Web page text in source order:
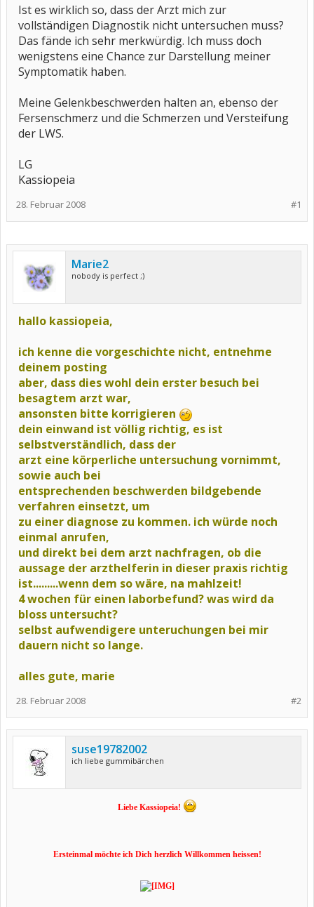
Ist es wirklich so, dass der Arzt mich zur
vollständigen Diagnostik nicht untersuchen muss?
Das fände ich sehr merkwürdig. Ich muss doch
wenigstens eine Chance zur Darstellung meiner
Symptomatik haben.
Meine Gelenkbeschwerden halten an, ebenso der
Fersenschmerz und die Schmerzen und Versteifung
der LWS.
LG
Kassiopeia
#1
28. Februar 2008
Marie2
nobody is perfect ;)
hallo kassiopeia,
ich kenne die vorgeschichte nicht, entnehme
deinem posting
aber, dass dies wohl dein erster besuch bei
besagtem arzt war,
ansonsten bitte korrigieren
dein einwand ist völlig richtig, es ist
selbstverständlich, dass der
arzt eine körperliche untersuchung vornimmt,
sowie auch bei
entsprechenden beschwerden bildgebende
verfahren einsetzt, um
zu einer diagnose zu kommen. ich würde noch
einmal anrufen,
und direkt bei dem arzt nachfragen, ob die
aussage der arzthelferin in dieser praxis richtig
ist.........wenn dem so wäre, na mahlzeit!
4 wochen für einen laborbefund? was wird da
bloss untersucht?
selbst aufwendigere unteruchungen bei mir
dauern nicht so lange.
alles gute, marie
#2
28. Februar 2008
suse19782002
ich liebe gummibärchen
Liebe Kassiopeia!
Ersteinmal möchte ich Dich herzlich Willkommen heissen!